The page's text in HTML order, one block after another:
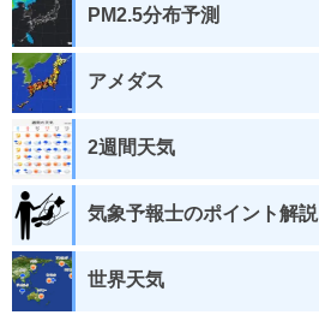
PM2.5分布予測
アメダス
2週間天気
気象予報士のポイント解説
世界天気